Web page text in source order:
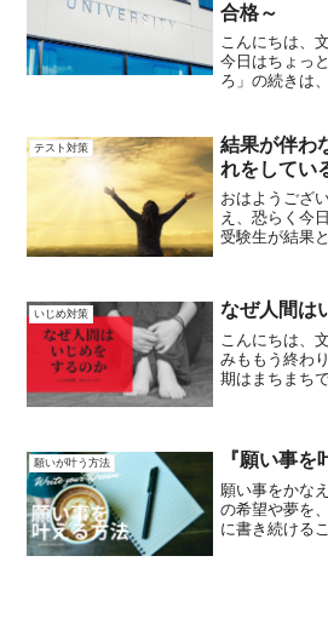
合格～
こんにちは、
今日はちょっ
ろ」の続きは
思います。本
ったのは、大
テスト対策
結果が伴わ
れをしてい
おはようござ
え、恐らく今
受験生が結果
受験や就職試
出、それが自
いじめ対策 なぜ人間は
こんにちは、
みももう終わ
期はまちまち
然、と言えば
願いが叶う方法 『願い事を
願い事をかな
の希望や夢を
に書き続ける